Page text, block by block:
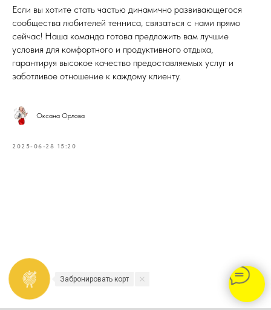
Если вы хотите стать частью динамично развивающегося
сообщества любителей тенниса, связаться с нами прямо
сейчас! Наша команда готова предложить вам лучшие
условия для комфортного и продуктивного отдыха,
гарантируя высокое качество предоставляемых услуг и
заботливое отношение к каждому клиенту.
Оксана Орлова
2025-06-28 15:20
Забронировать корт